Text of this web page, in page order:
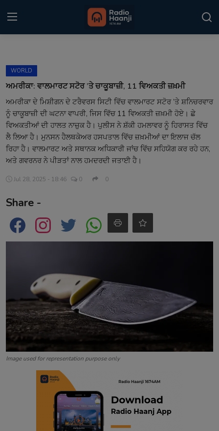
Home
Punjabi Podcast
Kitaab Kahani
Gallery
Contact
WORLD
ਅਮਰੀਕਾ: ਵਾਲਮਾਰਟ ਸਟੋਰ ’ਤੇ ਚਾਕੂਬਾਜ਼ੀ, 11 ਵਿਅਕਤੀ ਜ਼ਖ਼ਮੀ
ਅਮਰੀਕਾ ਦੇ ਮਿਸ਼ੀਗਨ ਦੇ ਟਰੈਵਰਸ ਸਿਟੀ ਵਿੱਚ ਵਾਲਮਾਰਟ ਸਟੋਰ ’ਤੇ ਸ਼ਨਿਚਰਵਾਰ
ਨੂੰ ਚਾਕੂਬਾਜ਼ੀ ਦੀ ਘਟਨਾ ਵਾਪਰੀ, ਜਿਸ ਵਿੱਚ 11 ਵਿਅਕਤੀ ਜ਼ਖ਼ਮੀ ਹੋਏ। ਛੇ
ਵਿਅਕਤੀਆਂ ਦੀ ਹਾਲਤ ਨਾਜ਼ੁਕ ਹੈ। ਪੁਲੀਸ ਨੇ ਸ਼ੱਕੀ ਹਮਲਾਵਰ ਨੂੰ ਹਿਰਾਸਤ ਵਿੱਚ
ਲੈ ਲਿਆ ਹੈ। ਮੁਨਸਨ ਹੈਲਥਕੇਅਰ ਹਸਪਤਾਲ ਵਿੱਚ ਜ਼ਖ਼ਮੀਆਂ ਦਾ ਇਲਾਜ ਚੱਲ
ਰਿਹਾ ਹੈ। ਵਾਲਮਾਰਟ ਅਤੇ ਸਥਾਨਕ ਅਧਿਕਾਰੀ ਜਾਂਚ ਵਿੱਚ ਸਹਿਯੋਗ ਕਰ ਰਹੇ ਹਨ,
ਅਤੇ ਗਵਰਨਰ ਨੇ ਪੀੜਤਾਂ ਨਾਲ ਹਮਦਰਦੀ ਜਤਾਈ ਹੈ।
Jul 28, 2025 - 18:46 0 0
Share -
Image used for representation purpose only